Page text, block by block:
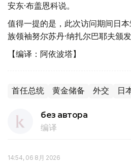
安东·布盖恩科说。
值得一提的是，此次访问期间日
族领袖努尔苏丹·纳扎尔巴耶夫颁
【编译：阿依波塔】
首任总统 黄金储备 外交 日
без автора
编译
14:54, 06 8月 2026